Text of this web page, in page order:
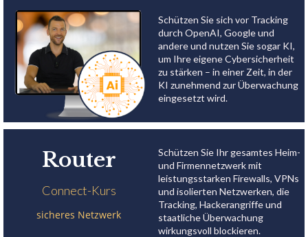
Schützen Sie sich vor Tracking
durch OpenAI, Google und
andere und nutzen Sie sogar KI,
um Ihre eigene Cybersicherheit
zu stärken – in einer Zeit, in der
KI zunehmend zur Überwachung
eingesetzt wird.
Router
Connect-Kurs
sicheres Netzwerk
Schützen Sie Ihr gesamtes Heim-
und Firmennetzwerk mit
leistungsstarken Firewalls, VPNs
und isolierten Netzwerken, die
Tracking, Hackerangriffe und
staatliche Überwachung
wirkungsvoll blockieren.